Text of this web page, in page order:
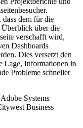
dem für die
Überblick über die
verschafft wird,
Dashboards
Dies versetzt den
Lage, Informationen in
Probleme schneller
Systems
Business